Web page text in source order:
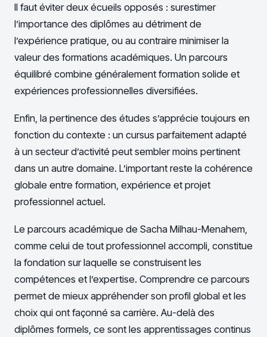
Il faut éviter deux écueils opposés : surestimer
l’importance des diplômes au détriment de
l’expérience pratique, ou au contraire minimiser la
valeur des formations académiques. Un parcours
équilibré combine généralement formation solide et
expériences professionnelles diversifiées.
Enfin, la pertinence des études s’apprécie toujours en
fonction du contexte : un cursus parfaitement adapté
à un secteur d’activité peut sembler moins pertinent
dans un autre domaine. L’important reste la cohérence
globale entre formation, expérience et projet
professionnel actuel.
Le parcours académique de Sacha Milhau-Menahem,
comme celui de tout professionnel accompli, constitue
la fondation sur laquelle se construisent les
compétences et l’expertise. Comprendre ce parcours
permet de mieux appréhender son profil global et les
choix qui ont façonné sa carrière. Au-delà des
diplômes formels, ce sont les apprentissages continus